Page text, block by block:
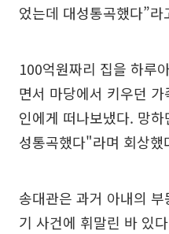
었는데 대성통곡했다”라
100억원짜리 집을 하루
면서 마당에서 키우던
인에게 떠나보냈다. 망
성통곡했다"라며 회상했
송대관은 과거 아내의
기 사건에 휘말린 바 있